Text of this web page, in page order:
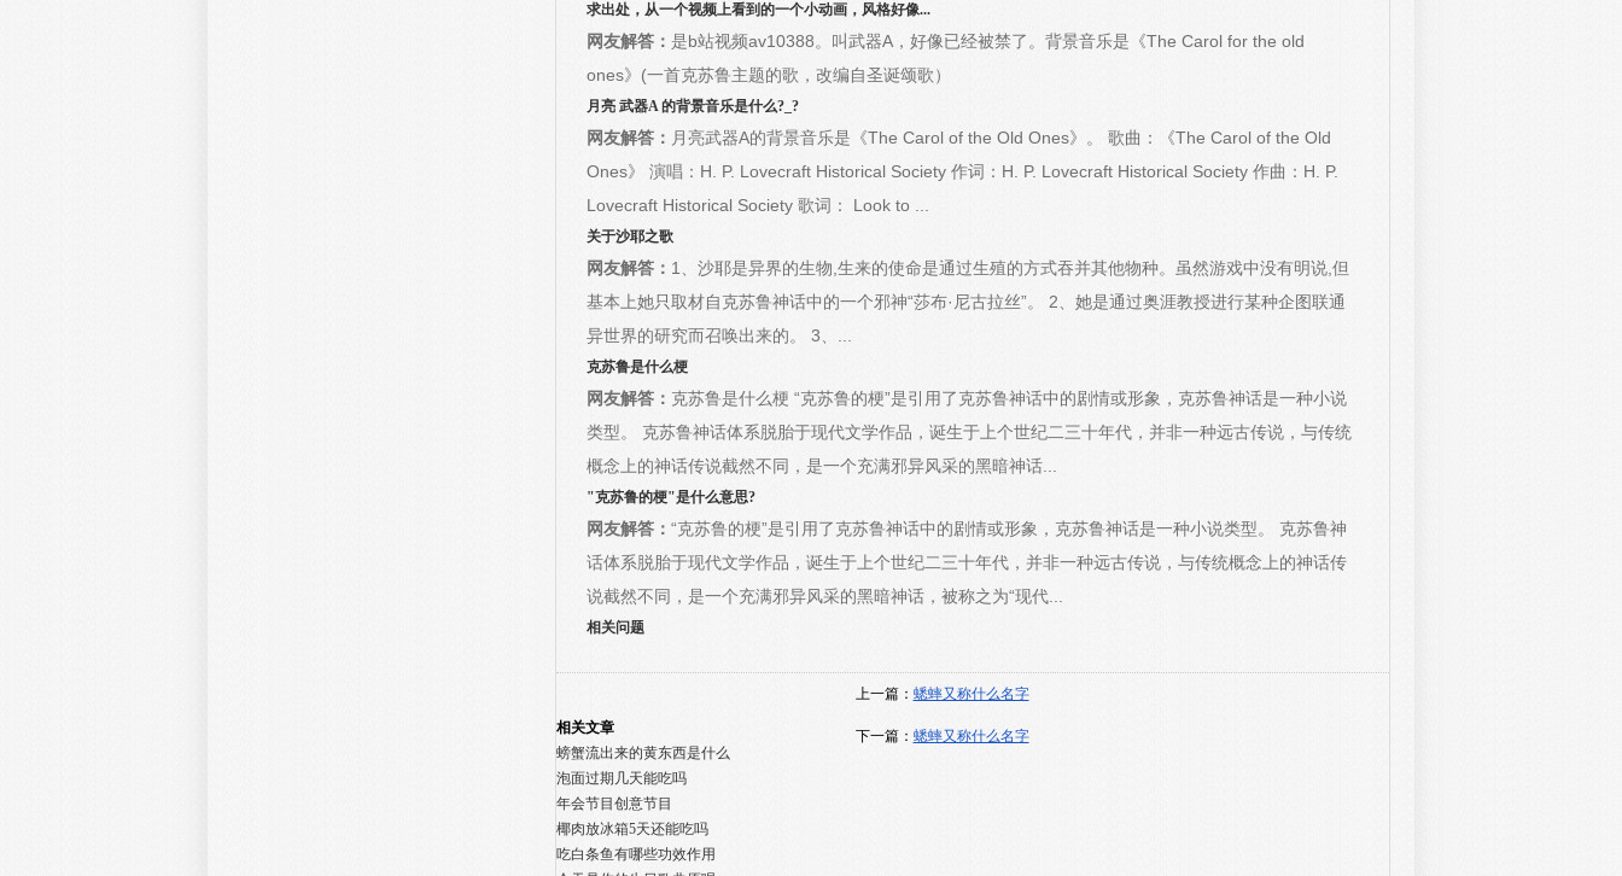
求出处，从一个视频上看到的一个小动画，风格好像...
网友解答： 是b站视频av10388。叫武器A，好像已经被禁了。背景音乐是《The Carol for the old
ones》(一首克苏鲁主题的歌，改编自圣诞颂歌）
月亮 武器A 的背景音乐是什么?_?
网友解答： 月亮武器A的背景音乐是《The Carol of the Old Ones》。 歌曲：《The Carol of the Old
Ones》 演唱：H. P. Lovecraft Historical Society 作词：H. P. Lovecraft Historical Society 作曲：H. P.
Lovecraft Historical Society 歌词： Look to ...
关于沙耶之歌
网友解答： 1、沙耶是异界的生物,生来的使命是通过生殖的方式吞并其他物种。虽然游戏中没有明说,但
基本上她只取材自克苏鲁神话中的一个邪神“莎布·尼古拉丝”。 2、她是通过奥涯教授进行某种企图联通
异世界的研究而召唤出来的。 3、...
克苏鲁是什么梗
网友解答： 克苏鲁是什么梗 “克苏鲁的梗”是引用了克苏鲁神话中的剧情或形象，克苏鲁神话是一种小说
类型。 克苏鲁神话体系脱胎于现代文学作品，诞生于上个世纪二三十年代，并非一种远古传说，与传统
概念上的神话传说截然不同，是一个充满邪异风采的黑暗神话...
"克苏鲁的梗"是什么意思?
网友解答： “克苏鲁的梗”是引用了克苏鲁神话中的剧情或形象，克苏鲁神话是一种小说类型。 克苏鲁神
话体系脱胎于现代文学作品，诞生于上个世纪二三十年代，并非一种远古传说，与传统概念上的神话传
说截然不同，是一个充满邪异风采的黑暗神话，被称之为“现代...
相关问题
上一篇： 蟋蟀又称什么名字
下一篇： 蟋蟀又称什么名字
相关文章
螃蟹流出来的黄东西是什么
泡面过期几天能吃吗
年会节目创意节目
椰肉放冰箱5天还能吃吗
吃白条鱼有哪些功效作用